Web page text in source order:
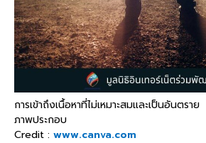
การเข้าถึงเนื้อหาที่ไม่เหมาะสมและเป็นอันตราย
ภาพประกอบ
Credit : www.canva.com